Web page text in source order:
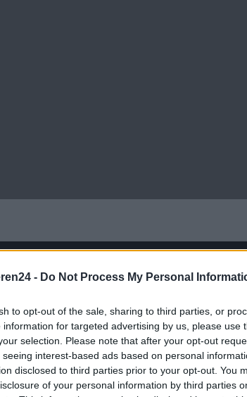
- Do Not Process My Personal
to opt-out of the sale, sharing to third parties, or
information for targeted advertising by us, please use
selection. Please note that after your opt-out
seeing interest-based ads based on personal
disclosed to third parties prior to your opt-out. You
of your personal information by third parties
POWERED BY Ad